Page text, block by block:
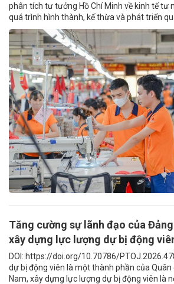
phân tích tư tưởng Hồ Chí Minh về kinh tế tư
quá trình hình thành, kế thừa và phát triển
Tăng cường sự lãnh đạo của
xây dựng lực lượng dự bị động
DOI: https://doi.org/10.70786/
dự bị động viên là một thành phần của Quân
Nam, xây dựng lực lượng dự bị động viên là